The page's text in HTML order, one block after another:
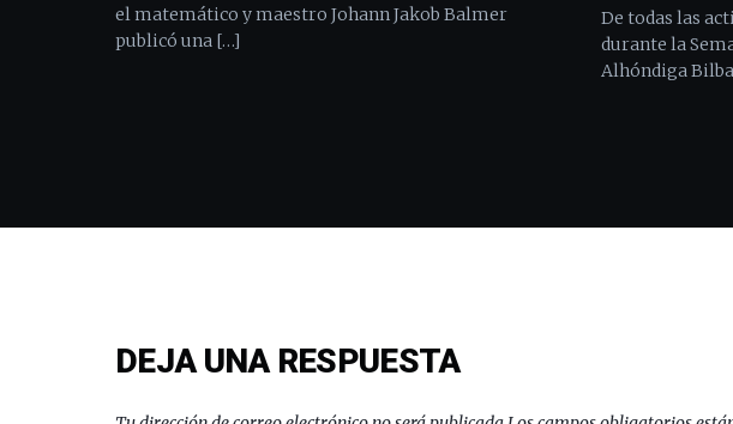
el matemático y maestro Johann Jakob Balmer
publicó una […]
De todas las
durante la
Alhóndiga
DEJA UNA RESPUESTA